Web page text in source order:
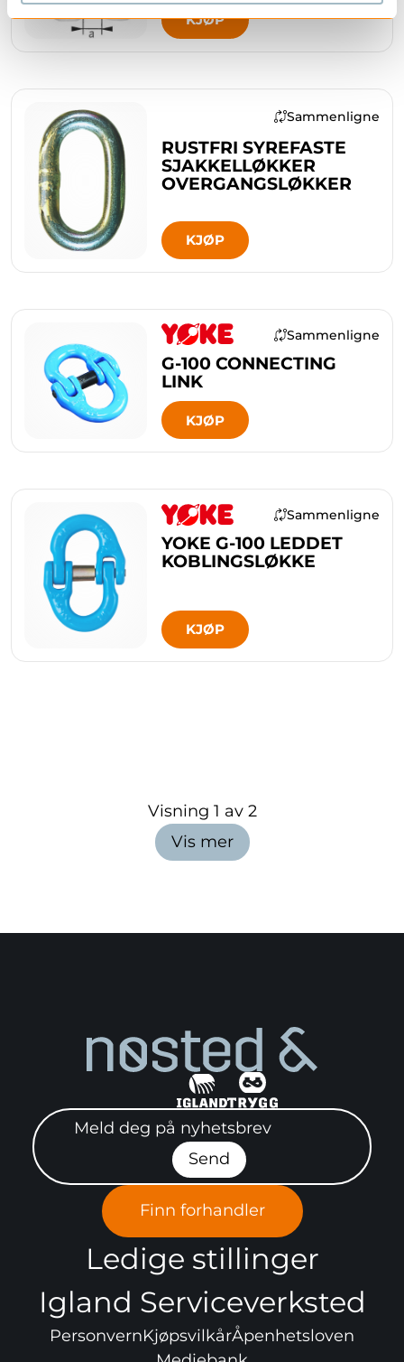
KJØP
Sammenligne
RUSTFRI SYREFASTE
SJAKKELLØKKER
OVERGANGSLØKKER
KJØP
Sammenligne
G-100 CONNECTING
LINK
KJØP
Sammenligne
YOKE G-100 LEDDET
KOBLINGSLØKKE
KJØP
Visning 1 av 2
Vis mer
Meld deg på nyhetsbrev"
Send
Finn forhandler
Ledige stillinger
Igland Serviceverksted
PersonvernKjøpsvilkårÅpenhetsloven